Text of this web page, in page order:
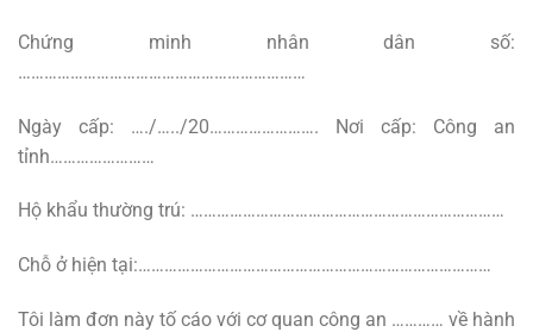
Chứng minh nhân dân số:
…………………………………………………………
Ngày cấp: …./…../20……………………. Nơi cấp: Công an
tỉnh……………………
Hộ khẩu thường trú: ………………………………………………………………
Chỗ ở hiện tại:………………………………………………………………………
Tôi làm đơn này tố cáo với cơ quan công an ………… về hành